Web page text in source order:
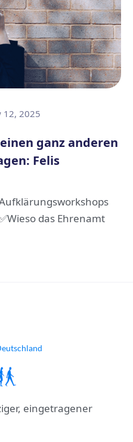
12, 2025
ganz anderen
Felis
das Ehrenamt
eingetragener